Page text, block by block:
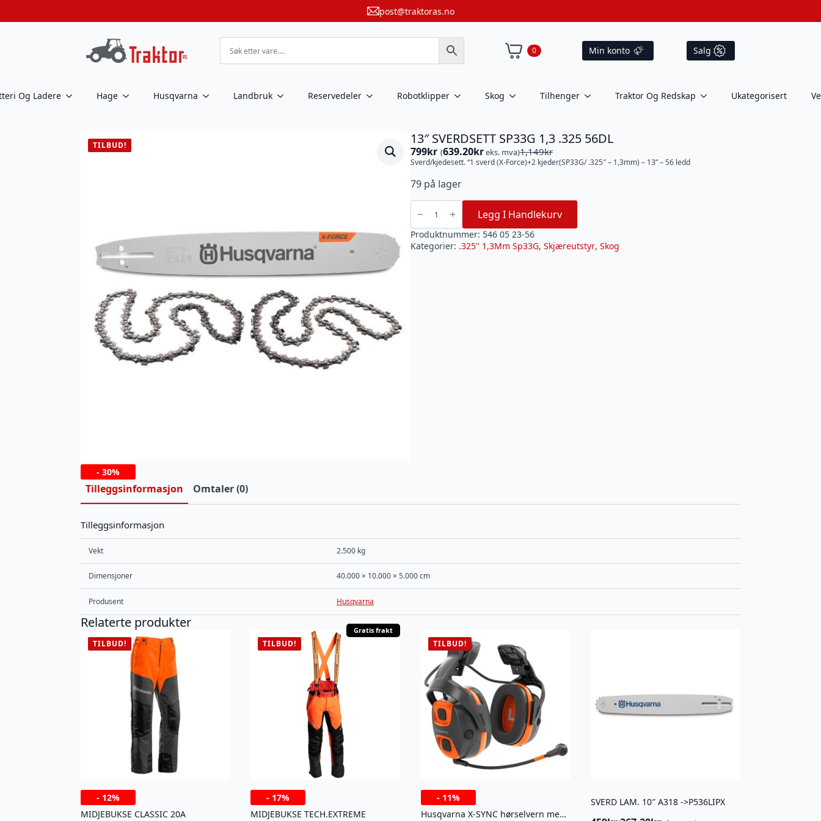
post@traktoras.no
0 Min konto Salg
Og Ladere Hage Husqvarna Landbruk Reservedeler Robotklipper Skog Tilhenger Traktor Og Redskap Ukategorisert
TILBUD!
- 30%
13″ SVERDSETT SP33G 1,3 .325 56DL
1,149kr
Opprinnelig
pris
var:
1,149kr.
799kr
Nåværende
pris
er:
799kr.
(639.20kreks. mva)
Sverd/kjedesett. “1 sverd (X-Force)+2 kjeder(SP33G/ .325″ – 1,3mm) – 13” – 56 ledd
79 på lager
13"
SVERDSETT
SP33G
1,3
.325
56DL
antall
Legg I Handlekurv
Produktnummer: 546 05 23-56
Kategorier: .325" 1,3Mm Sp33G, Skjæreutstyr, Skog
Tilleggsinformasjon Omtaler (0)
Tilleggsinformasjon
Vekt 2.500 kg
Dimensjoner 40.000 × 10.000 × 5.000 cm
Produsent Husqvarna
Relaterte produkter
TILBUD!
- 12%
MIDJEBUKSE CLASSIC 20A
TILBUD!
Gratis frakt
- 17%
MIDJEBUKSE TECH.EXTREME
TILBUD!
- 11%
Husqvarna X-SYNC hørselvern med bluetooth, hjelmfeste
SVERD LAM. 10″ A318 ->P536LIPX